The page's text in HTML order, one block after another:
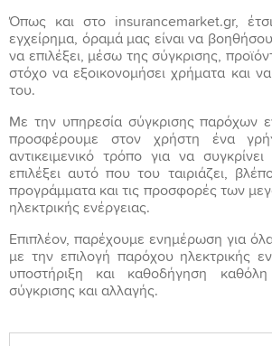
Όπως και στο insurancemarket.gr,
εγχείρημα, όραμά μας είναι να
να επιλέξει, μέσω της σύγκρισης,
στόχο να εξοικονομήσει χρήματα και
του.
Με την υπηρεσία σύγκρισης παρόχων
προσφέρουμε στον χρήστη ένα
αντικειμενικό τρόπο για να
επιλέξει αυτό που του ταιριάζει,
προγράμματα και τις προσφορές των
ηλεκτρικής ενέργειας.
Επιπλέον, παρέχουμε ενημέρωση για
με την επιλογή παρόχου ηλεκτρικής
υποστήριξη και καθοδήγηση
σύγκρισης και αλλαγής.